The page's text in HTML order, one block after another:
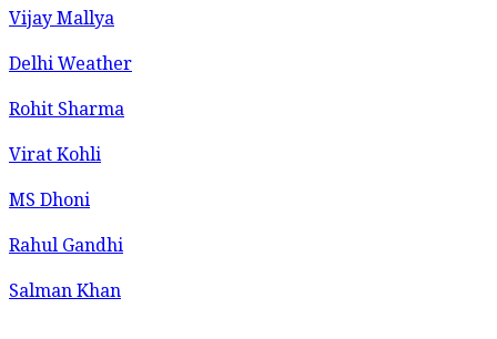
Vijay Mallya
Delhi Weather
Rohit Sharma
Virat Kohli
MS Dhoni
Rahul Gandhi
Salman Khan